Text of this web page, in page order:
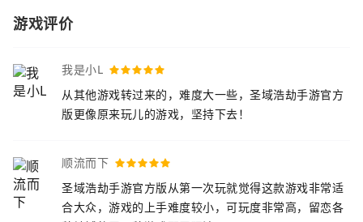
游戏评价
我是小L
从其他游戏转过来的，难度大一些，圣域浩劫手游官方
版更像原来玩儿的游戏，坚持下去！
顺流而下
圣域浩劫手游官方版从第一次玩就觉得这款游戏非常适
合大众，游戏的上手难度较小，可玩度非常高，留恋各